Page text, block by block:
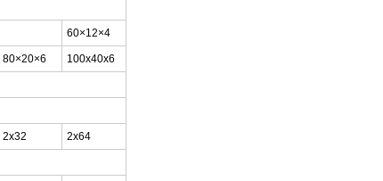
60×12×4
80×20×6 100x40x6
2x32 2x64